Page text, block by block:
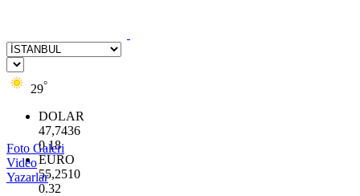
29°
DOLAR
47,7436
0.18
EURO
55,2510
0.32
Foto Galeri
Video
Yazarlar